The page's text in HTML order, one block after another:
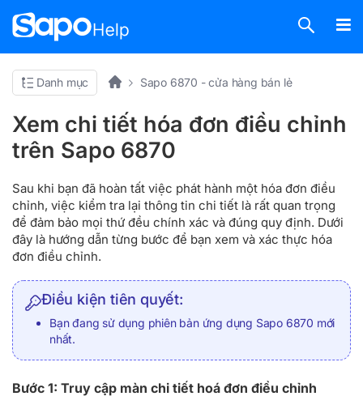
Danh mục Sapo 6870 - cửa hàng bán lẻ
Xem chi tiết hóa đơn điều chỉnh
trên Sapo 6870
Sau khi bạn đã hoàn tất việc phát hành một hóa đơn điều
chỉnh, việc kiểm tra lại thông tin chi tiết là rất quan trọng
để đảm bảo mọi thứ đều chính xác và đúng quy định. Dưới
đây là hướng dẫn từng bước để bạn xem và xác thực hóa
đơn điều chỉnh.
Điều kiện tiên quyết:
Bạn đang sử dụng phiên bản ứng dụng Sapo 6870 mới
nhất.
Bước 1: Truy cập màn chi tiết hoá đơn điều chỉnh